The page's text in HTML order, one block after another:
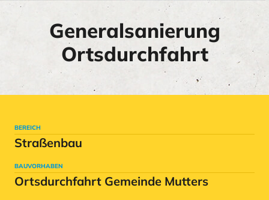
Generalsanierung
Ortsdurchfahrt
BEREICH
Straßenbau
BAUVORHABEN
Ortsdurchfahrt Gemeinde Mutters